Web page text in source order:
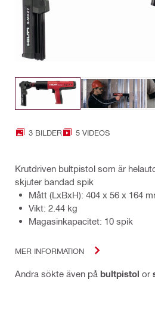
3 BILDER 5 VIDEOS
Krutdriven bultpistol som är
skjuter bandad spik
Mått (LxBxH): 404 x 56 x 164
Vikt: 2.44 kg
Magasinkapacitet: 10 spik
MER INFORMATION
Andra sökte även på bultpistol or